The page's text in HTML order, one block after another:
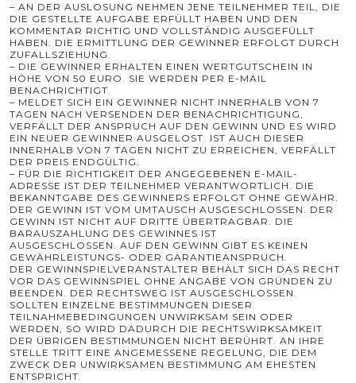
– AN DER AUSLOSUNG NEHMEN JENE TEILNEHMER TEIL, DIE
DIE GESTELLTE AUFGABE ERFÜLLT HABEN UND DEN
KOMMENTAR RICHTIG UND VOLLSTÄNDIG AUSGEFÜLLT
HABEN. DIE ERMITTLUNG DER GEWINNER ERFOLGT DURCH
ZUFALLSZIEHUNG.
– DIE GEWINNER ERHALTEN EINEN WERTGUTSCHEIN IN
HÖHE VON 50 EURO. SIE WERDEN PER E-MAIL
BENACHRICHTIGT.
– MELDET SICH EIN GEWINNER NICHT INNERHALB VON 7
TAGEN NACH VERSENDEN DER BENACHRICHTIGUNG,
VERFÄLLT DER ANSPRUCH AUF DEN GEWINN UND ES WIRD
EIN NEUER GEWINNER AUSGELOST. IST AUCH DIESER
INNERHALB VON 7 TAGEN NICHT ZU ERREICHEN, VERFÄLLT
DER PREIS ENDGÜLTIG.
– FÜR DIE RICHTIGKEIT DER ANGEGEBENEN E-MAIL-
ADRESSE IST DER TEILNEHMER VERANTWORTLICH. DIE
BEKANNTGABE DES GEWINNERS ERFOLGT OHNE GEWÄHR.
DER GEWINN IST VOM UMTAUSCH AUSGESCHLOSSEN. DER
GEWINN IST NICHT AUF DRITTE ÜBERTRAGBAR. DIE
BARAUSZAHLUNG DES GEWINNES IST
AUSGESCHLOSSEN. AUF DEN GEWINN GIBT ES KEINEN
GEWÄHRLEISTUNGS- ODER GARANTIEANSPRUCH.
DER GEWINNSPIELVERANSTALTER BEHÄLT SICH DAS RECHT
VOR DAS GEWINNSPIEL OHNE ANGABE VON GRÜNDEN ZU
BEENDEN. DER RECHTSWEG IST AUSGESCHLOSSEN.
SOLLTEN EINZELNE BESTIMMUNGEN DIESER
TEILNAHMEBEDINGUNGEN UNWIRKSAM SEIN ODER
WERDEN, SO WIRD DADURCH DIE RECHTSWIRKSAMKEIT
DER ÜBRIGEN BESTIMMUNGEN NICHT BERÜHRT. AN IHRE
STELLE TRITT EINE ANGEMESSENE REGELUNG, DIE DEM
ZWECK DER UNWIRKSAMEN BESTIMMUNG AM EHESTEN
ENTSPRICHT.